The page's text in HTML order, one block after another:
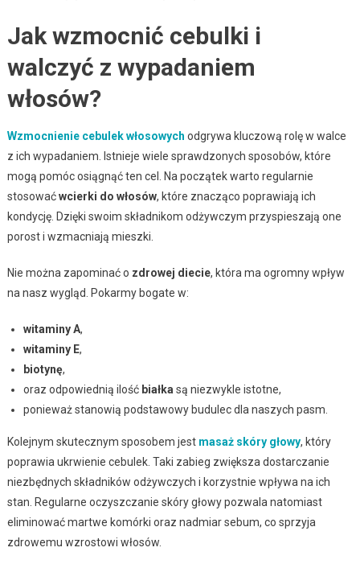
Jak wzmocnić cebulki i
walczyć z wypadaniem
włosów?
Wzmocnienie cebulek włosowych odgrywa kluczową rolę w walce
z ich wypadaniem. Istnieje wiele sprawdzonych sposobów, które
mogą pomóc osiągnąć ten cel. Na początek warto regularnie
stosowaćwcierki do włosów, które znacząco poprawiają ich
kondycję. Dzięki swoim składnikom odżywczym przyspieszają one
porost i wzmacniają mieszki.
Nie można zapominać o zdrowej diecie, która ma ogromny wpływ
na nasz wygląd. Pokarmy bogate w:
witaminy A,
witaminy E,
biotynę,
oraz odpowiednią ilość białka są niezwykle istotne,
ponieważ stanowią podstawowy budulec dla naszych pasm.
Kolejnym skutecznym sposobem jest masaż skóry głowy, który
poprawia ukrwienie cebulek. Taki zabieg zwiększa dostarczanie
niezbędnych składników odżywczych i korzystnie wpływa na ich
stan. Regularne oczyszczanie skóry głowy pozwala natomiast
eliminować martwe komórki oraz nadmiar sebum, co sprzyja
zdrowemu wzrostowi włosów.